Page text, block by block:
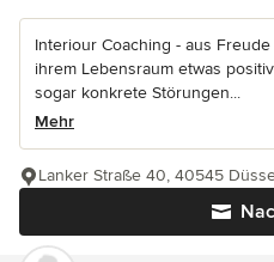
Interiour Coaching - aus
ihrem Lebensraum etwas
sogar konkrete Störungen...
Mehr
Lanker Straße 40, 40545